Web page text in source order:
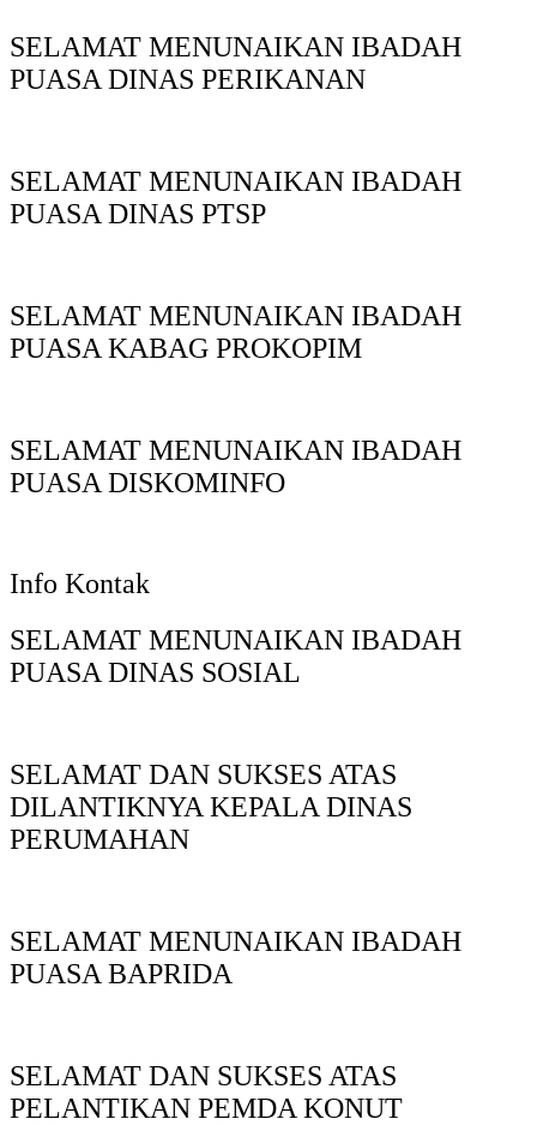
SELAMAT MENUNAIKAN IBADAH
PUASA DINAS PERIKANAN
SELAMAT MENUNAIKAN IBADAH
PUASA DINAS PTSP
SELAMAT MENUNAIKAN IBADAH
PUASA KABAG PROKOPIM
SELAMAT MENUNAIKAN IBADAH
PUASA DISKOMINFO
Info Kontak
SELAMAT MENUNAIKAN IBADAH
PUASA DINAS SOSIAL
SELAMAT DAN SUKSES ATAS
DILANTIKNYA KEPALA DINAS
PERUMAHAN
SELAMAT MENUNAIKAN IBADAH
PUASA BAPRIDA
SELAMAT DAN SUKSES ATAS
PELANTIKAN PEMDA KONUT